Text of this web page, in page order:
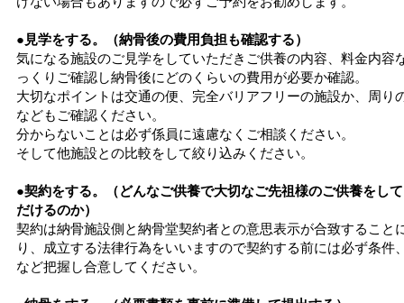
●見学をする。（納骨後の費用負担も確認する）
気になる施設のご見学をしていただきご供養の内容、料金内容
っくりご確認し納骨後にどのくらいの費用が必要か確認。
大切なポイントは交通の便、完全バリアフリーの施設か、周り
などもご確認ください。
分からないことは必ず係員に遠慮なくご相談ください。
そして他施設との比較をして絞り込みください。
●契約をする。（どんなご供養で大切なご先祖様のご供養をし
だけるのか）
契約は納骨施設側と納骨堂契約者との意思表示が合致すること
り、成立する法律行為をいいますので契約する前には必ず条件
など把握し合意してください。